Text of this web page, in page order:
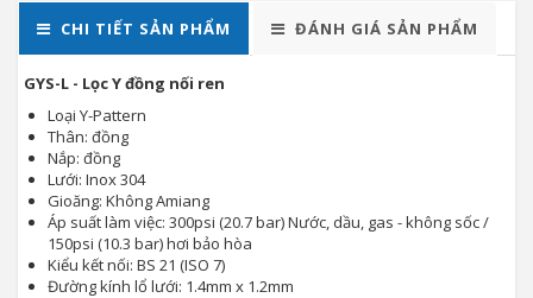
CHI TIẾT SẢN PHẨM ĐÁNH GIÁ SẢN PHẨM
GYS-L - Lọc Y đồng nối ren
Loại Y-Pattern
Thân: đồng
Nắp: đồng
Lưới: Inox 304
Gioăng: Không Amiang
Áp suất làm việc: 300psi (20.7 bar) Nước, dầu, gas - không sốc /
150psi (10.3 bar) hơi bảo hòa
Kiểu kết nối: BS 21 (ISO 7)
Đường kính lổ lưới: 1.4mm x 1.2mm